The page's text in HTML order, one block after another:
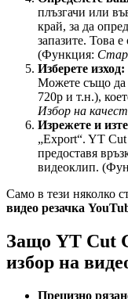
плъзгачи или
край, за да
запазите. Това
(Функция:
Изберете изход:
Можете също да
720p и т.н.),
Избор на
Изрежете и
„Export“. YT Cut
предоставя
видеоклип.
Само в тези няколко
видео резачка
Защо YT Cut
избор на
Прецизно